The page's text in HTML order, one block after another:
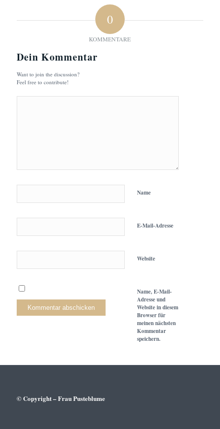
0
KOMMENTARE
Dein Kommentar
Want to join the discussion?
Feel free to contribute!
Name
E-Mail-Adresse
Website
Name, E-Mail-
Adresse und
Website in diesem
Browser für
meinen nächsten
Kommentar
speichern.
© Copyright – Frau Pusteblume